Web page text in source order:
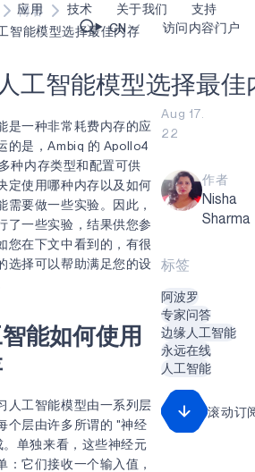
应用
医疗健康
工业边缘
智能遥控器
智能家居和楼宇
智能卡
可穿戴设备
技术
blueSPOT
graphiqSPOT
neuralSPOT
secureSPOT
SPOT
turboSPOT
关于我们
博客
职业生涯
让我们共创未来
活动
投资者关系
消息
为何选择 Ambiq
什么是边缘 AI？
支持
内容门户网
术语表
我们的合作
资源
常见问题
CN 访问内容门户
博客
智能模型选择最佳内存
人工智能模型选择最佳
是一种非常耗费内存的应
的是，Ambiq 的 Apollo4
种内存类型和配置可供
定使用哪种内存以及如何
需要做一些实验。因此，
了一些实验，结果供您参
您在下文中看到的，有很
选择可以帮助满足您的设
能如何使用
人工智能模型由一系列层
个层由许多所谓的 "神经
。单独来看，这些神经元
：它们接收一个输入值，
Aug 17.
22
作者
Nisha
Sharma
标签
阿波罗
专家问答
边缘人工智能
永远在线
人工智能
滚动订
OK